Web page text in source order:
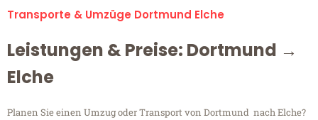
Transporte & Umzüge Dortmund Elche
Leistungen & Preise: Dortmund →
Elche
Planen Sie einen Umzug oder Transport von Dortmund nach Elche?